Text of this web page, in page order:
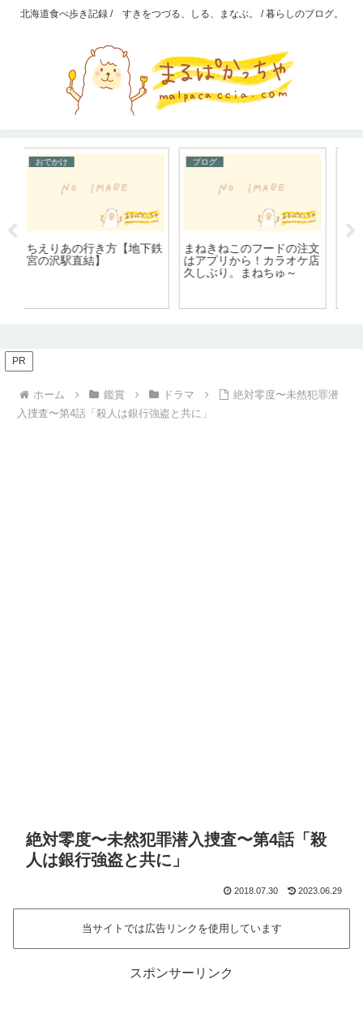
北海道食べ歩き記録 / すきをつづる、しる、まなぶ。 / 暮らしのブログ。
ゲーム
桃鉄プレイ日記 銀河鉄道
おでかけ
夕食は魚べい。ルーレット
ガチャ当たった！ガリも注
文制になっていた。
PR
ホーム 鑑賞 ドラマ
絶対零度〜未然犯罪潜
入捜査〜第4話「殺人は銀行強盗と共に」
絶対零度〜未然犯罪潜入捜査〜第4話「殺
人は銀行強盗と共に」
2018.07.30 2023.06.29
当サイトでは広告リンクを使用しています
スポンサーリンク